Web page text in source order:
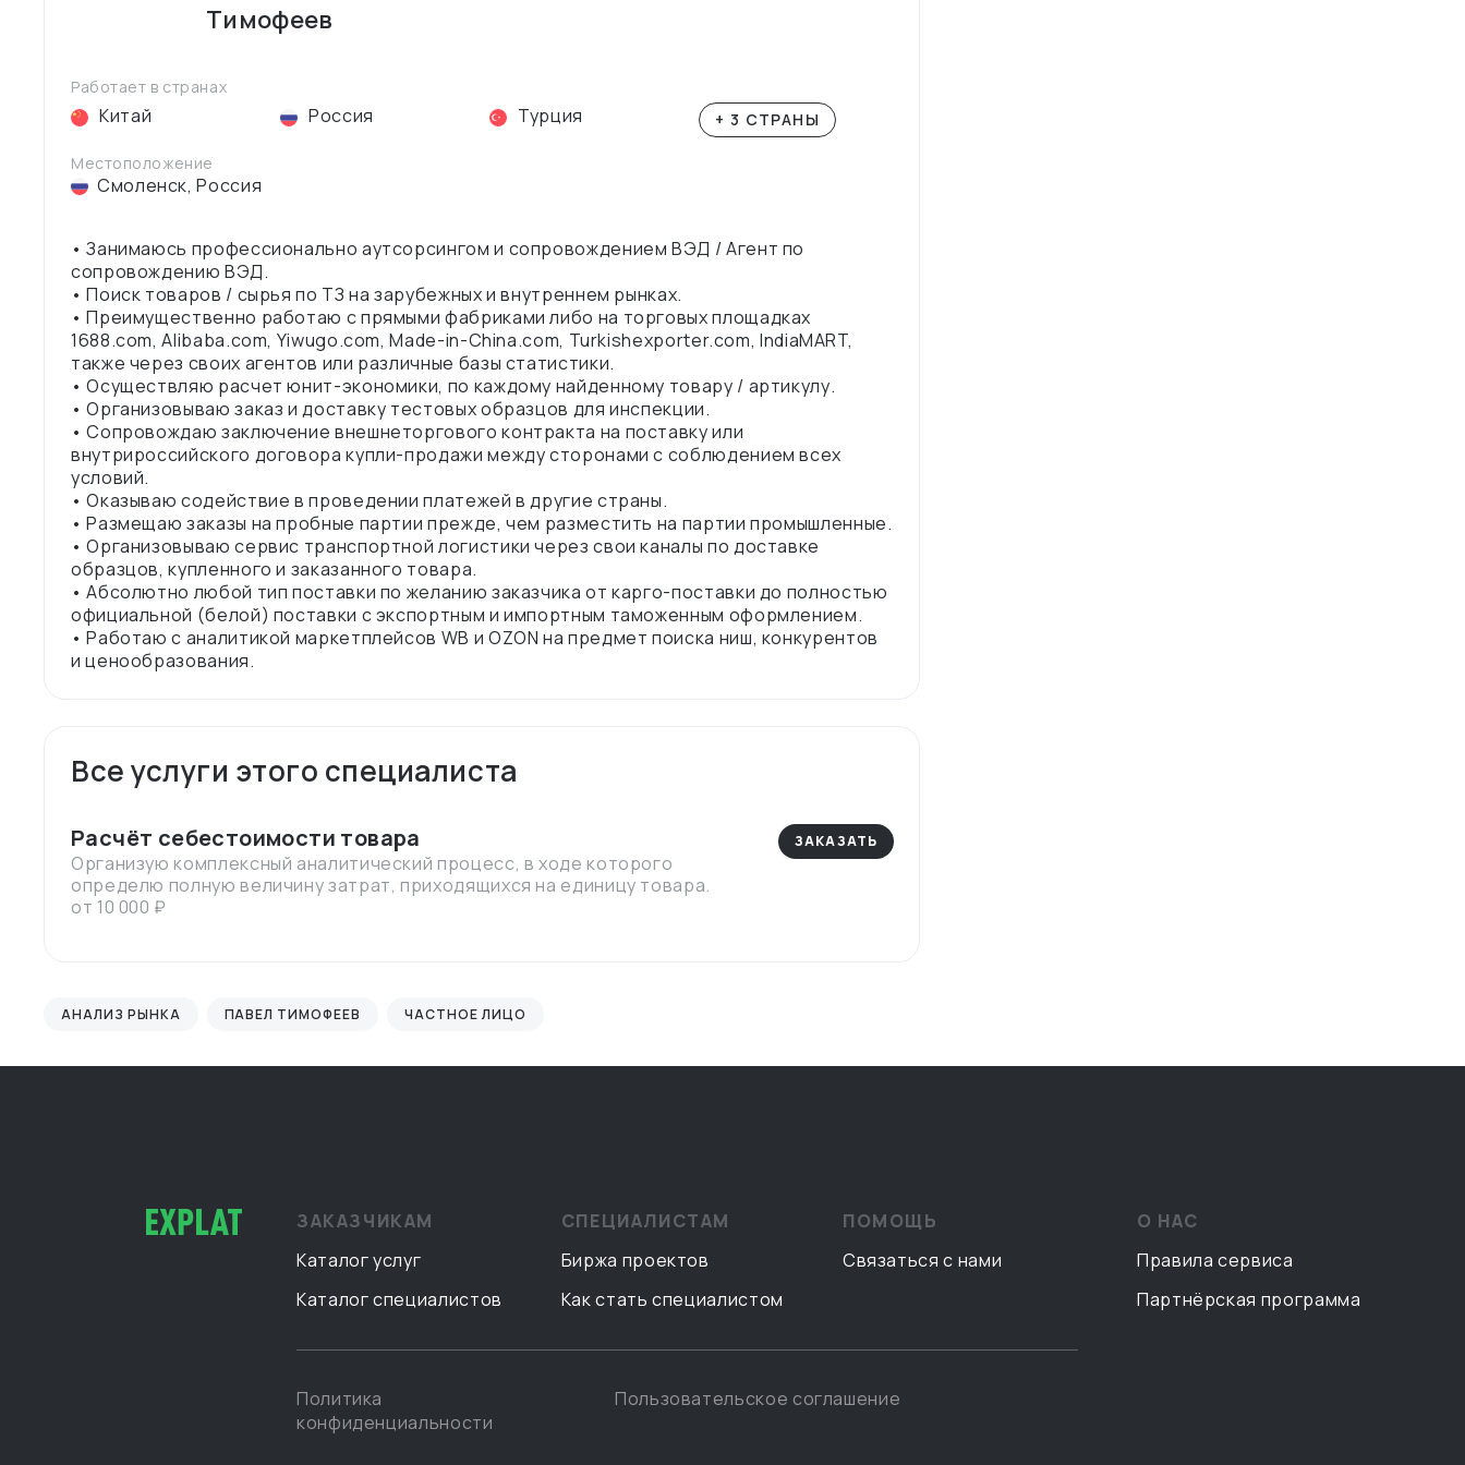
Тимофеев
Работает в странах
Китай Россия Турция + 3 СТРАНЫ
Местоположение
Смоленск,Россия
• Занимаюсь профессионально аутсорсингом и сопровождением ВЭД / Агент по
сопровождению ВЭД.
• Поиск товаров / сырья по ТЗ на зарубежных и внутреннем рынках.
• Преимущественно работаю с прямыми фабриками либо на торговых площадках
1688.com, Alibaba.com, Yiwugo.com, Made-in-China.com, Turkishexporter.com, IndiaMART,
также через своих агентов или различные базы статистики.
• Осуществляю расчет юнит-экономики, по каждому найденному товару / артикулу.
• Организовываю заказ и доставку тестовых образцов для инспекции.
• Сопровождаю заключение внешнеторгового контракта на поставку или
внутрироссийского договора купли-продажи между сторонами с соблюдением всех
условий.
• Оказываю содействие в проведении платежей в другие страны.
• Размещаю заказы на пробные партии прежде, чем разместить на партии промышленные.
• Организовываю сервис транспортной логистики через свои каналы по доставке
образцов, купленного и заказанного товара.
• Абсолютно любой тип поставки по желанию заказчика от карго-поставки до полностью
официальной (белой) поставки с экспортным и импортным таможенным оформлением.
• Работаю с аналитикой маркетплейсов WB и OZON на предмет поиска ниш, конкурентов
Все услуги этого специалиста
Расчёт себестоимости товара
Организую комплексный аналитический процесс, в ходе которого
определю полную величину затрат, приходящихся на единицу товара.
от 10 000 ₽
ЗАКАЗАТЬ
АНАЛИЗ РЫНКА ПАВЕЛ ТИМОФЕЕВ ЧАСТНОЕ ЛИЦО
ЗАКАЗЧИКАМ
Каталог услуг
Каталог специалистов
СПЕЦИАЛИСТАМ
Биржа проектов
Как стать специалистом
ПОМОЩЬ
Связаться с нами
Политика
конфиденциальности
Пользовательское соглашение
О НАС
Правила сервиса
Партнёрская программа